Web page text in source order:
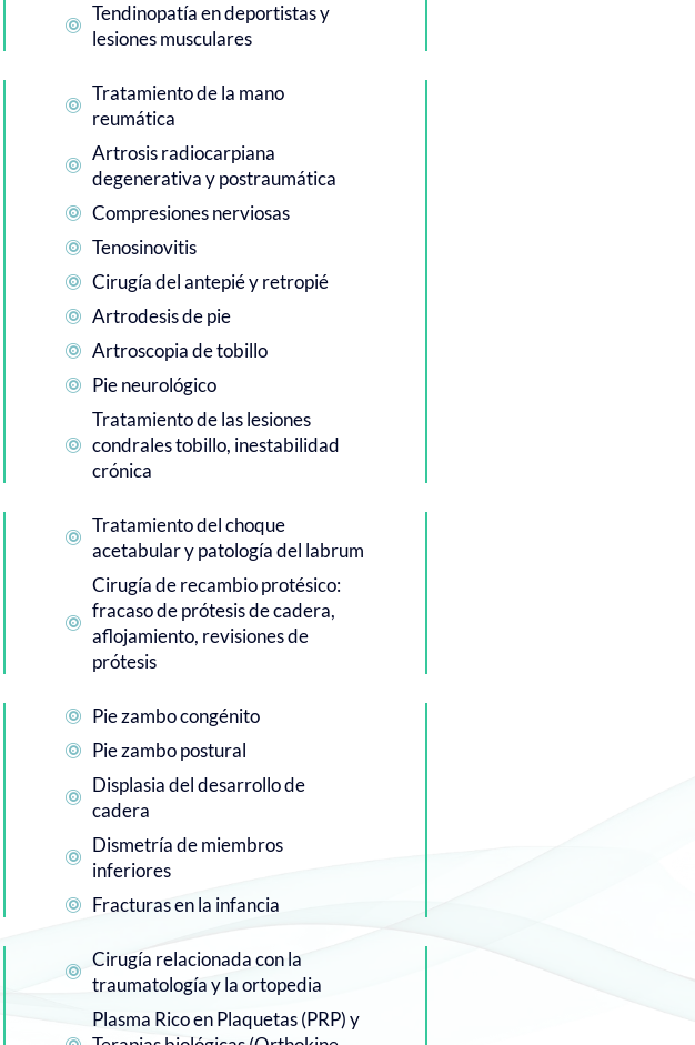

Tendinopatía en deportistas y
lesiones musculares

Tratamiento de la mano
reumática

Artrosis radiocarpiana
degenerativa y postraumática
 Compresiones nerviosas
 Tenosinovitis
 Cirugía del antepié y retropié
 Artrodesis de pie
 Artroscopia de tobillo
 Pie neurológico

Tratamiento de las lesiones
condrales tobillo, inestabilidad
crónica

Tratamiento del choque
acetabular y patología del labrum

Cirugía de recambio protésico:
fracaso de prótesis de cadera,
aflojamiento, revisiones de
prótesis
 Pie zambo congénito
 Pie zambo postural

Displasia del desarrollo de
cadera

Dismetría de miembros
inferiores
 Fracturas en la infancia

Cirugía relacionada con la
traumatología y la ortopedia
Plasma Rico en Plaquetas (PRP) y